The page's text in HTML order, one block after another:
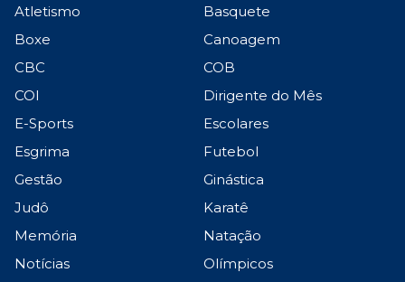
Atletismo
Basquete
Boxe
Canoagem
CBC
COB
COI
Dirigente do Mês
E-Sports
Escolares
Esgrima
Futebol
Gestão
Ginástica
Judô
Karatê
Memória
Natação
Notícias
Olímpicos